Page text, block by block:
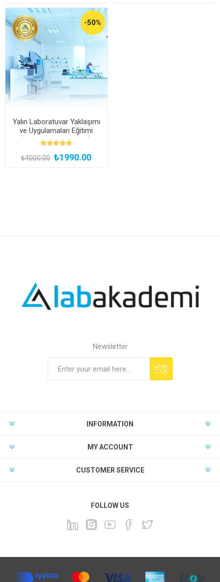
-50%
Yalın Laboratuvar Yaklaşımı
ve Uygulamaları Eğitimi
(Kayıttan Hemen İzle)
₺4000.00 ₺1990.00
Newsletter
INFORMATION
MY ACCOUNT
CUSTOMER SERVICE
FOLLOW US